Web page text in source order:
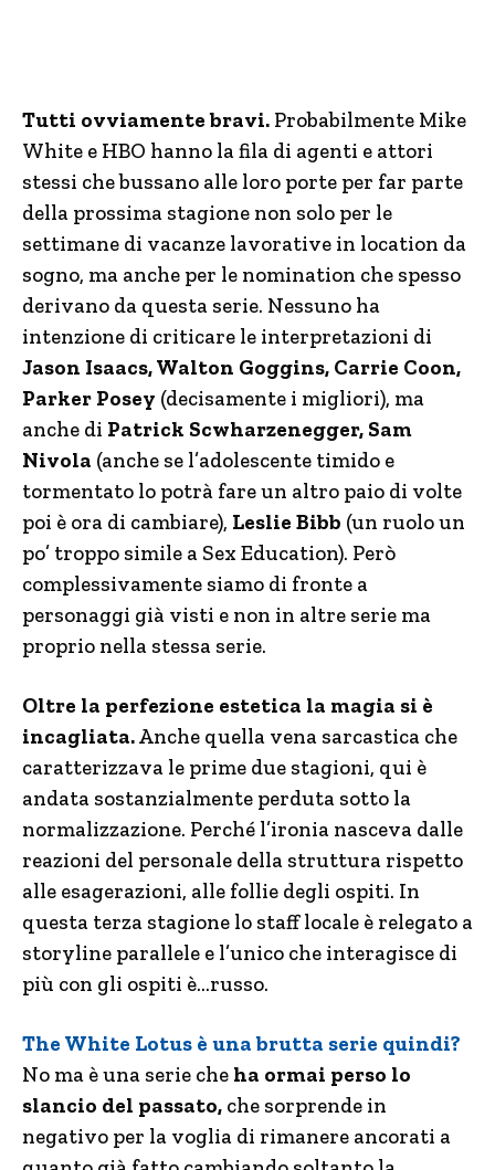
Tutti ovviamente bravi. Probabilmente Mike
White e HBO hanno la fila di agenti e attori
stessi che bussano alle loro porte per far parte
della prossima stagione non solo per le
settimane di vacanze lavorative in location da
sogno, ma anche per le nomination che spesso
derivano da questa serie. Nessuno ha
intenzione di criticare le interpretazioni di
Jason Isaacs, Walton Goggins, Carrie Coon,
Parker Posey (decisamente i migliori), ma
anche di Patrick Scwharzenegger, Sam
Nivola (anche se l’adolescente timido e
tormentato lo potrà fare un altro paio di volte
poi è ora di cambiare), Leslie Bibb (un ruolo un
po’ troppo simile a Sex Education). Però
complessivamente siamo di fronte a
personaggi già visti e non in altre serie ma
proprio nella stessa serie.
Oltre la perfezione estetica la magia si è
incagliata.Anche quella vena sarcastica che
caratterizzava le prime due stagioni, qui è
andata sostanzialmente perduta sotto la
normalizzazione. Perché l’ironia nasceva dalle
reazioni del personale della struttura rispetto
alle esagerazioni, alle follie degli ospiti. In
questa terza stagione lo staff locale è relegato a
storyline parallele e l’unico che interagisce di
più con gli ospiti è…russo.
The White Lotus è una brutta serie quindi?
No ma è una serie che ha ormai perso lo
slancio del passato, che sorprende in
negativo per la voglia di rimanere ancorati a